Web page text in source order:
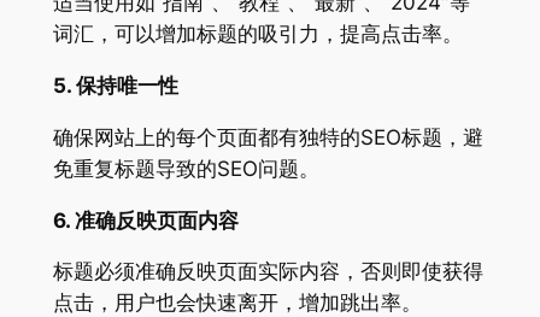
词汇，可以增加标题的吸引力，提高点击率。
5. 保持唯一性
确保网站上的每个页面都有独特的SEO标题，避
免重复标题导致的SEO问题。
6. 准确反映页面内容
标题必须准确反映页面实际内容，否则即使获得
点击，用户也会快速离开，增加跳出率。